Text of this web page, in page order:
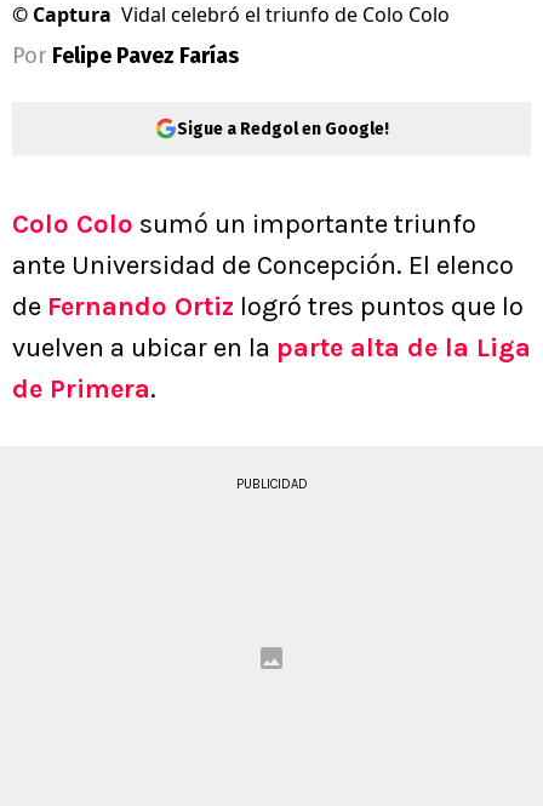
© Captura Vidal celebró el triunfo de Colo Colo
Por Felipe Pavez Farías
Sigue a Redgol en Google!
Colo Colo sumó un importante triunfo
ante Universidad de Concepción. El elenco
de Fernando Ortiz logró tres puntos que lo
vuelven a ubicar en la parte alta de la Liga
de Primera.
PUBLICIDAD